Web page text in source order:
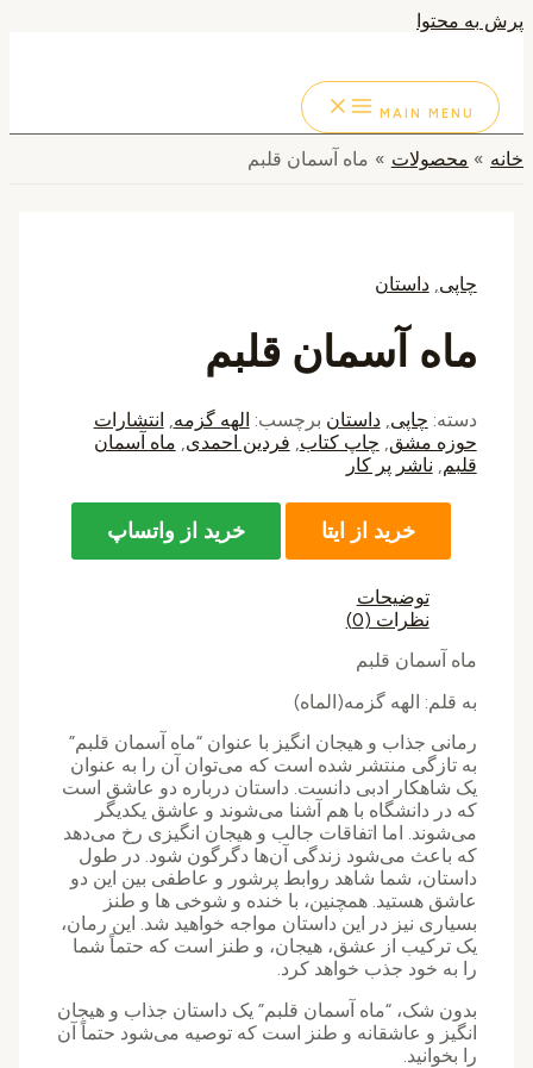
پرش به محتوا
MAIN MENU
خانه محصولات ماه آسمان قلبم
چاپی,داستان
ماه آسمان قلبم
دسته: چاپی ,داستان برچسب: الهه گزمه انتشارات
حوزه مشق چاپ کتاب فردین احمدی ماه آسمان
قلبم ناشر پر کار
خرید از ایتا خرید از واتساپ
توضیحات
نظرات (0)
ماه آسمان قلبم
به قلم: الهه گزمه(الماه)
رمانی جذاب و هیجان انگیز با عنوان “ماه آسمان قلبم”
به تازگی منتشر شده است که می‌توان آن را به عنوان
یک شاهکار ادبی دانست. داستان درباره دو عاشق است
که در دانشگاه با هم آشنا می‌شوند و عاشق یکدیگر
می‌شوند. اما اتفاقات جالب و هیجان انگیزی رخ می‌دهد
که باعث می‌شود زندگی آن‌ها دگرگون شود. در طول
داستان، شما شاهد روابط پرشور و عاطفی بین این دو
عاشق هستید. همچنین، با خنده و شوخی ها و طنز
بسیاری نیز در این داستان مواجه خواهید شد. این رمان،
یک ترکیب از عشق، هیجان، و طنز است که حتماً شما
را به خود جذب خواهد کرد.
بدون شک، “ماه آسمان قلبم” یک داستان جذاب و هیجان
انگیز و عاشقانه و طنز است که توصیه می‌شود حتماً آن
را بخوانید.